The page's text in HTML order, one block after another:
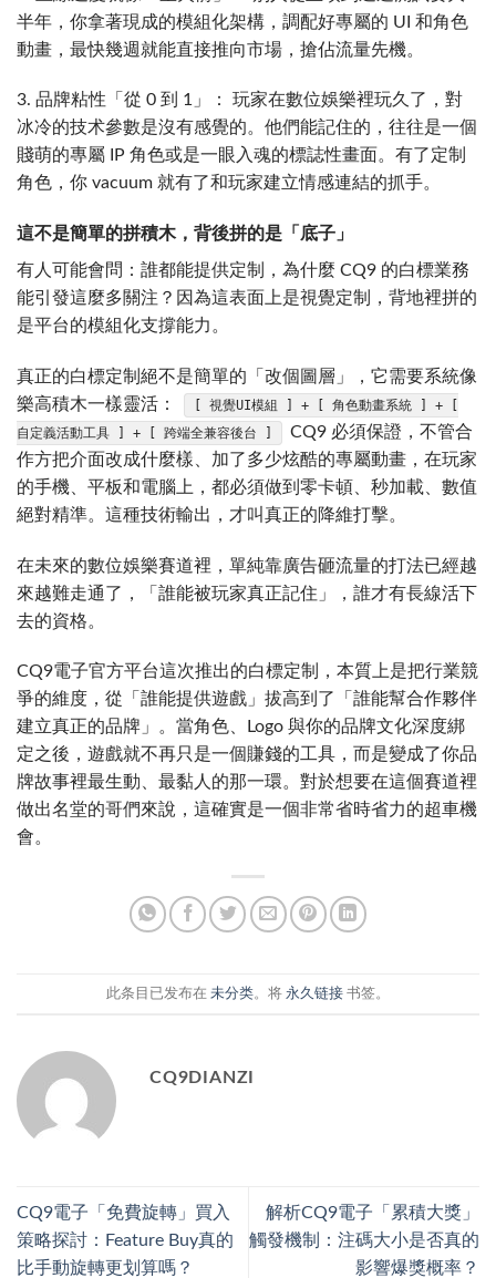
半年，你拿著現成的模組化架構，調配好專屬的 UI 和角色
動畫，最快幾週就能直接推向市場，搶佔流量先機。
3. 品牌粘性「從 0 到 1」： 玩家在數位娛樂裡玩久了，對
冰冷的技术參數是沒有感覺的。他們能記住的，往往是一個
賤萌的專屬 IP 角色或是一眼入魂的標誌性畫面。有了定制
角色，你 vacuum 就有了和玩家建立情感連結的抓手。
這不是簡單的拼積木，背後拼的是「底子」
有人可能會問：誰都能提供定制，為什麼 CQ9 的白標業務
能引發這麼多關注？因為這表面上是視覺定制，背地裡拼的
是平台的模組化支撐能力。
真正的白標定制絕不是簡單的「改個圖層」，它需要系統像
樂高積木一樣靈活：
[ 視覺UI模組 ] + [ 角色動畫系統 ] + [
自定義活動工具 ] + [ 跨端全兼容後台 ]
CQ9 必須保證，不管合
作方把介面改成什麼樣、加了多少炫酷的專屬動畫，在玩家
的手機、平板和電腦上，都必須做到零卡頓、秒加載、數值
絕對精準。這種技術輸出，才叫真正的降維打擊。
在未來的數位娛樂賽道裡，單純靠廣告砸流量的打法已經越
來越難走通了，「誰能被玩家真正記住」，誰才有長線活下
去的資格。
CQ9電子官方平台這次推出的白標定制，本質上是把行業競
爭的維度，從「誰能提供遊戲」拔高到了「誰能幫合作夥伴
建立真正的品牌」。當角色、Logo 與你的品牌文化深度綁
定之後，遊戲就不再只是一個賺錢的工具，而是變成了你品
牌故事裡最生動、最黏人的那一環。對於想要在這個賽道裡
做出名堂的哥們來說，這確實是一個非常省時省力的超車機
會。
此条目已发布在 未分类。将 永久链接 书签。
CQ9DIANZI
CQ9電子「免費旋轉」買入
策略探討：Feature Buy真的
比手動旋轉更划算嗎？
解析CQ9電子「累積大獎」
觸發機制：注碼大小是否真的
影響爆獎概率？